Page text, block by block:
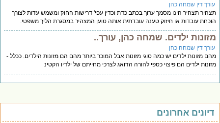
דין שמחה כהן
תצהיר הינו מסמך ערוך בכתב כדת וכדין עפי' דרישות החוק ומשמש עדות לצורך
עובדות או חיזוק טענה עובדתית אותה טוען המצהיר במסגרת הליך משפטי.
ילדים. שמחה כהן, עורך..
דין שמחה כהן
מזונות ילדים יש כמה סוגי מזונות אבל המוכר ביותר מהם הם מזונות הילדים. ככלל -
ילדים הם פיצוי כספי להורה הדואג לצרכי מחייתם של ילדיו הקטינ
אחרונים